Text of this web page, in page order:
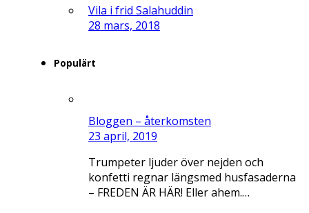
Vila i frid Salahuddin
28 mars, 2018
Populärt
Bloggen – återkomsten
23 april, 2019
Trumpeter ljuder över nejden och
konfetti regnar längsmed husfasaderna
– FREDEN ÄR HÄR! Eller ahem.…